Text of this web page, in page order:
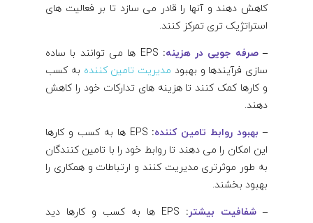
کاهش دهند و آنها را قادر می سازد تا بر فعالیت های
استراتژیک تری تمرکز کنند.
–صرفه جویی در هزینه:
EPS ها می توانند با ساده
سازی فرآیندها و بهبود مدیریت تامین کننده به کسب
و کارها کمک کنند تا هزینه های تدارکات خود را کاهش
دهند.
– بهبود روابط تامین کننده:
EPS ها به کسب و کارها
این امکان را می دهند تا روابط خود را با تامین کنندگان
به طور موثرتری مدیریت کنند و ارتباطات و همکاری را
بهبود بخشند.
– شفافیت بیشتر:
EPS ها به کسب و کارها دید